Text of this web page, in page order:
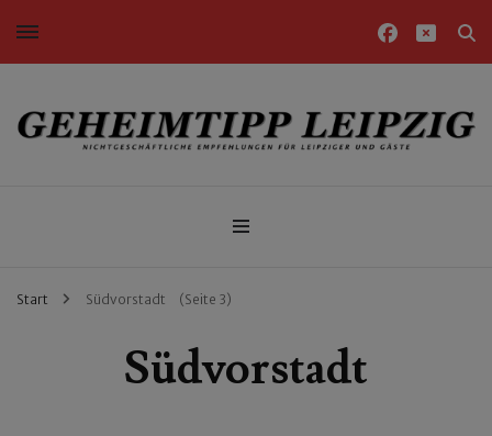
Nichtgeschäftliche Empfehlungen für Leipziger und Gäste
Start Südvorstadt (Seite 3)
Südvorstadt